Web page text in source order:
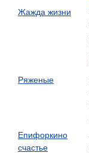
Жажда жизни
Ряженые
Епифоркино
счастье